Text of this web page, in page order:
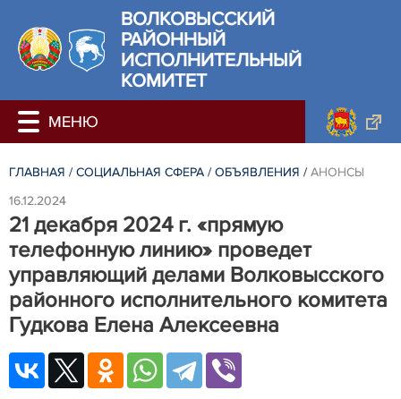
ВОЛКОВЫССКИЙ
РАЙОННЫЙ
ИСПОЛНИТЕЛЬНЫЙ
КОМИТЕТ
ГЛАВНАЯ / СОЦИАЛЬНАЯ СФЕРА / ОБЪЯВЛЕНИЯ / АНОНСЫ
16.12.2024
21 декабря 2024 г. «прямую
телефонную линию» проведет
управляющий делами Волковысского
районного исполнительного комитета
Гудкова Елена Алексеевна